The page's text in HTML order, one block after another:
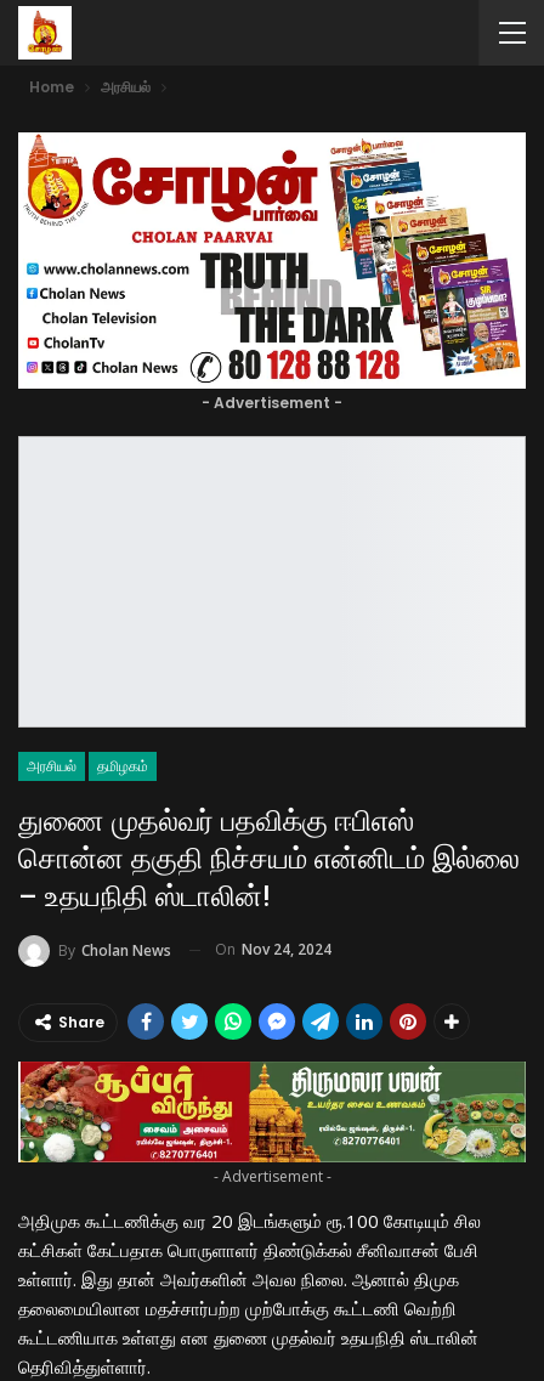
Home அரசியல்
- Advertisement -
அரசியல் தமிழகம்
துணை முதல்வர் பதவிக்கு ஈபிஎஸ்
சொன்ன தகுதி நிச்சயம் என்னிடம் இல்லை
– உதயநிதி ஸ்டாலின்!
By Cholan News On Nov 24, 2024
Share
- Advertisement -
அதிமுக கூட்டணிக்கு வர 20 இடங்களும் ரூ.100 கோடியும் சில
கட்சிகள் கேட்பதாக பொருளாளர் திண்டுக்கல் சீனிவாசன் பேசி
உள்ளார். இது தான் அவர்களின் அவல நிலை. ஆனால் திமுக
தலைமையிலான மதச்சார்பற்ற முற்போக்கு கூட்டணி வெற்றி
கூட்டணியாக உள்ளது என துணை முதல்வர் உதயநிதி ஸ்டாலின்
தெரிவித்துள்ளார்.